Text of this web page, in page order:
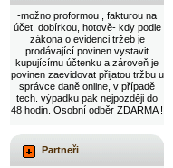
-možno proformou , fakturou na
účet, dobírkou, hotově- kdy podle
zákona o evidenci tržeb je
prodávající povinen vystavit
kupujícímu účtenku a zároveň je
povinen zaevidovat přijatou tržbu u
správce daně online, v případě
tech. výpadku pak nejpozději do
48 hodin. Osobní odběr ZDARMA !
Partneři